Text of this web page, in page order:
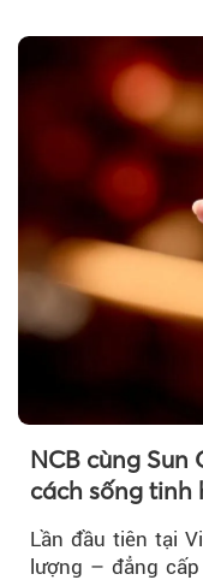
NCB cùng Sun
cách sống tinh
Lần đầu tiên tại
lượng – đẳng